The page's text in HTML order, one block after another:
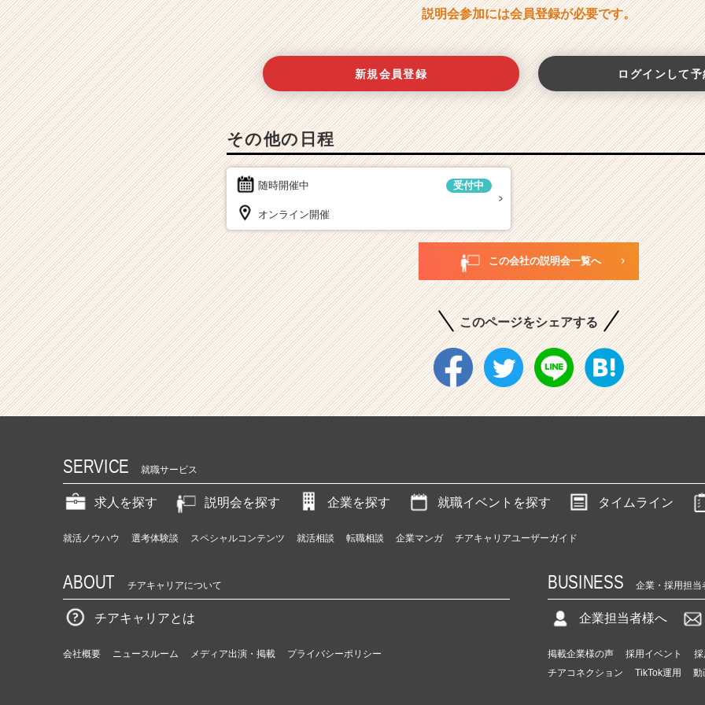
説明会参加には会員登録が必要です。
新規会員登録 ログインして
その他の日程
随時開催中 受付中
オンライン開催
この会社の説明会一覧へ
このページをシェアする
SERVICE 就職サービス
求人を探す 説明会を探す 企業を探す 就職イベントを探す タイムライン
就活ノウハウ 選考体験談 スペシャルコンテンツ 就活相談 転職相談 企業マンガ チアキャリアユーザーガイド
ABOUT チアキャリアについて
チアキャリアとは
会社概要 ニュースルーム メディア出演・掲載 プライバシーポリシー
BUSINESS 企業・採用担当
企業担当者様へ
掲載企業様の声 採用イベント
チアコネクション
TikTok運用 動